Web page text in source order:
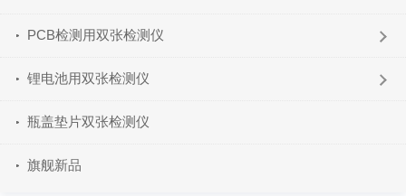
PCB检测用双张检测仪
锂电池用双张检测仪
瓶盖垫片双张检测仪
旗舰新品